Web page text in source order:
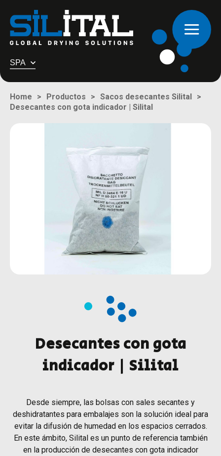
SPA
Home Productos
Sacos desecantes Silital
Desecantes con gota indicador | Silital
Desecantes con gota
indicador | Silital
Desde siempre, las bolsas con sales secantes y
deshidratantes para embalajes son la solución ideal para
evitar la difusión de humedad en los espacios cerrados.
En este ámbito, Silital es un punto de referencia también
en la producción de desecantes con gota indicador